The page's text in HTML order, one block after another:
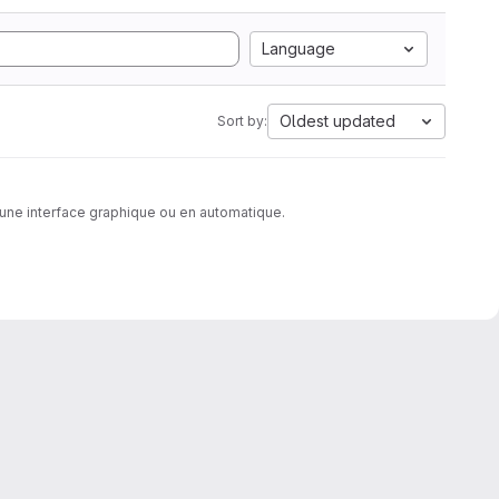
Language
Sort by: Oldest updated
interface graphique ou en automatique.